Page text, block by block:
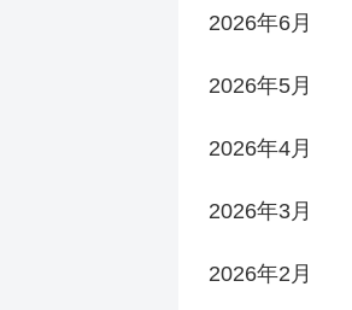
2026年6月
2026年5月
2026年4月
2026年3月
2026年2月